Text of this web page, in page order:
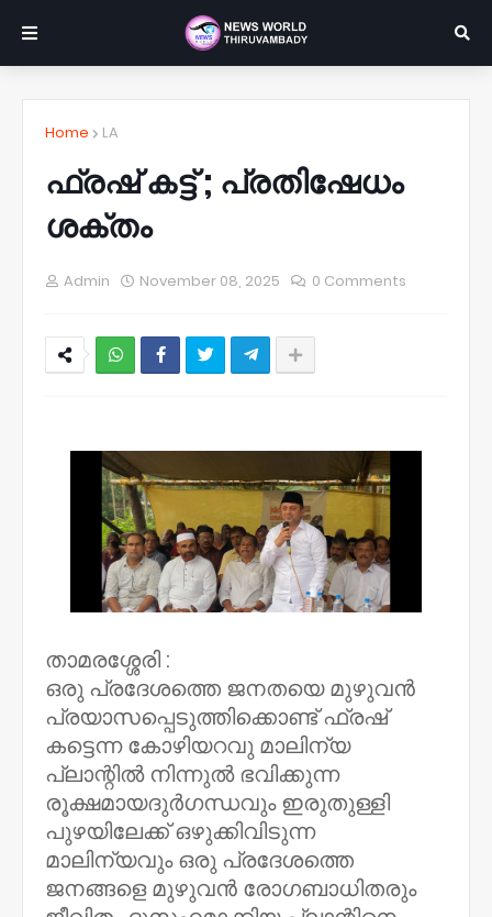
Home LA
ഫ്രഷ് കട്ട് ; പ്രതിഷേധം
ശക്തം
Admin November 08, 2025 0 Comments
താമരശ്ശേരി :
ഒരു പ്രദേശത്തെ ജനതയെ മുഴുവൻ
പ്രയാസപ്പെടുത്തിക്കൊണ്ട് ഫ്രഷ്
കട്ടെന്ന കോഴിയറവു മാലിന്യ
പ്ലാന്റിൽ നിന്നുൽ ഭവിക്കുന്ന
രൂക്ഷമായദുർഗന്ധവും ഇരുതുള്ളി
പുഴയിലേക്ക് ഒഴുക്കിവിടുന്ന
മാലിന്യവും ഒരു പ്രദേശത്തെ
ജനങ്ങളെ മുഴുവൻ രോഗബാധിതരും